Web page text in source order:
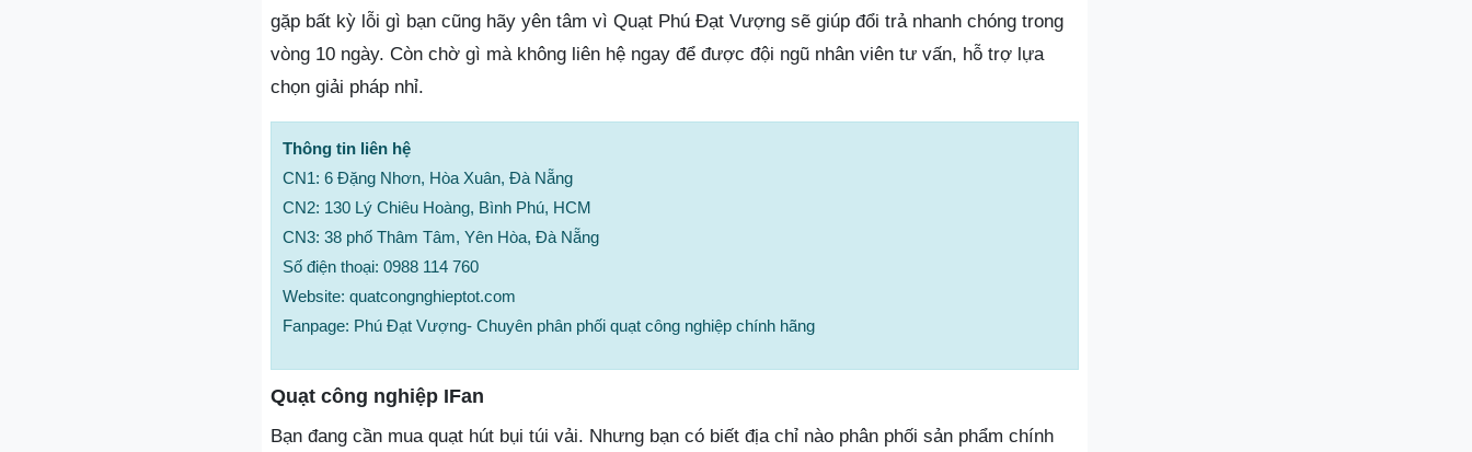
gặp bất kỳ lỗi gì bạn cũng hãy yên tâm vì Quạt Phú Đạt Vượng sẽ giúp đổi trả nhanh chóng trong
vòng 10 ngày. Còn chờ gì mà không liên hệ ngay để được đội ngũ nhân viên tư vấn, hỗ trợ lựa
chọn giải pháp nhỉ.
Thông tin liên hệ
CN1: 6 Đặng Nhơn, Hòa Xuân, Đà Nẵng
CN2: 130 Lý Chiêu Hoàng, Bình Phú, HCM
CN3: 38 phố Thâm Tâm, Yên Hòa, Đà Nẵng
Số điện thoại: 0988 114 760
Website: quatcongnghieptot.com
Fanpage: Phú Đạt Vượng- Chuyên phân phối quạt công nghiệp chính hãng
Quạt công nghiệp IFan
Bạn đang cần mua quạt hút bụi túi vải. Nhưng bạn có biết địa chỉ nào phân phối sản phẩm chính